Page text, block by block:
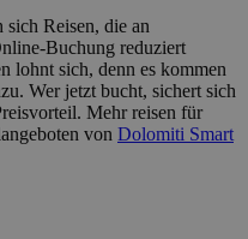
Reisen, die an
Buchung reduziert
lohnt sich, denn es kommen
Wer jetzt bucht, sichert sich
Mehr reisen für
von Dolomiti Smart
Sitzung
5 Monate 3
Wochen
viene
servizio
Cookie-